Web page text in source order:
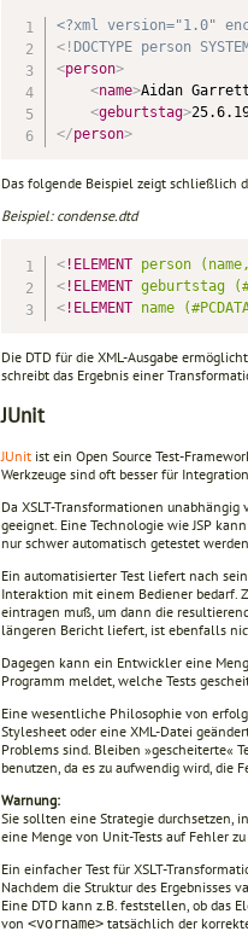
<?xml version="1.0"
<! DOCTYPE person
<person>
<name>Aidan
<geburtstag>
</person>
Das folgende Beispiel zeigt schließlich
Beispiel: condense.dtd
<!ELEMENT person
<!ELEMENT geburtstag
<!ELEMENT name
Die DTD für die XML-Ausgabe
schreibt das Ergebnis einer
JUnit
JUnit ist ein Open Source Test-
Werkzeuge sind oft besser für
Da XSLT-Transformationen
geeignet. Eine Technologie wie JSP
nur schwer automatisch getestet
Ein automatisierter Test liefert nach
Interaktion mit einem Bediener bedarf.
eintragen muß, um dann die
längeren Bericht liefert, ist ebenfalls
Dagegen kann ein Entwickler eine
Programm meldet, welche Tests
Eine wesentliche Philosophie von
Stylesheet oder eine XML-Datei
Problems sind. Bleiben »gescheiterte«
benutzen, da es zu aufwendig wird, die
Warnung:
Sie sollten eine Strategie durchsetzen,
eine Menge von Unit-Tests auf Fehler
Ein einfacher Test für XSLT-
Nachdem die Struktur des Ergebnisses
Eine DTD kann z.B. feststellen, ob das
von <vorname> tatsächlich der